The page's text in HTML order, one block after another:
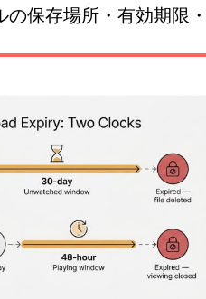
の保存場所・有効期限